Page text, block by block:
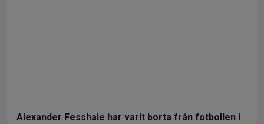
Alexander Fesshaie har varit borta från fotbollen i